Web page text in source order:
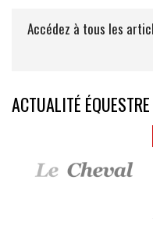
Accédez à tous les
ACTUALITÉ